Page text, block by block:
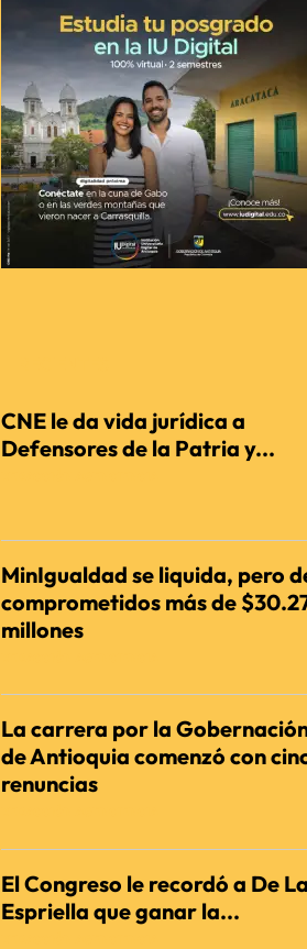
CNE le da vida jurídica a
Defensores de la Patria y...
MinIgualdad se liquida, pero
comprometidos más de
millones
La carrera por la
de Antioquia comenzó con
renuncias
El Congreso le recordó a De La
Espriella que ganar la...